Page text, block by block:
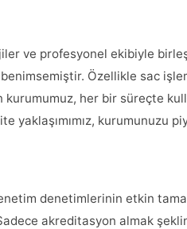
ve profesyonel ekibiyle
Özellikle sac
her bir süreçte
kurumunuzu
denetimlerinin etkin
akreditasyon almak